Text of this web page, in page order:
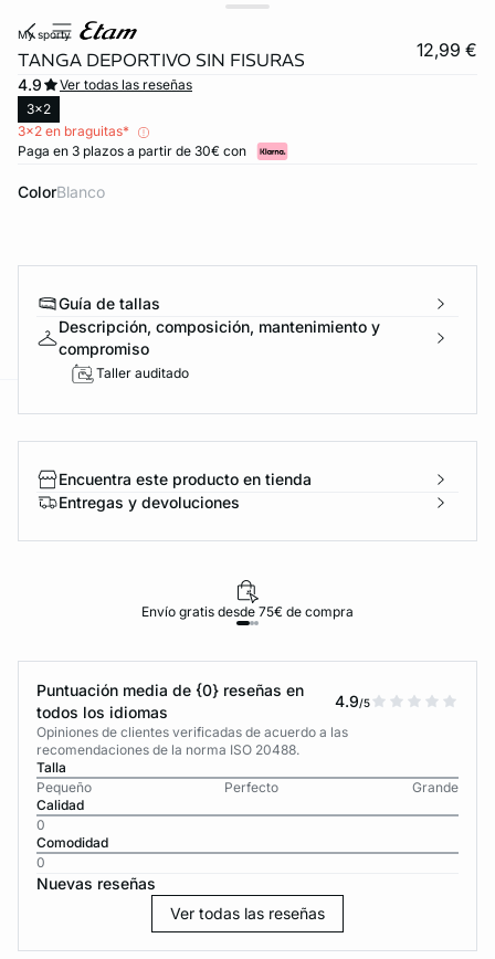
my sporty
TANGA DEPORTIVO SIN FISURAS 12,99 €
4.9
Ver todas las reseñas
3x2
3x2 en braguitas*
Paga en 3 plazos a partir de 30€ con
Color blanco
Guía de tallas
Descripción, composición, mantenimiento y
compromiso
Taller auditado
Encuentra este producto en tienda
Entregas y devoluciones
Envío gratis desde 75€ de compra
Puntuación media de {0} reseñas en
todos los idiomas
4.9/5
Opiniones de clientes verificadas de acuerdo a las
recomendaciones de la norma ISO 20488.
Talla
Pequeño
Perfecto
Grande
Calidad
0
Comodidad
0
Nuevas reseñas
Ver todas las reseñas